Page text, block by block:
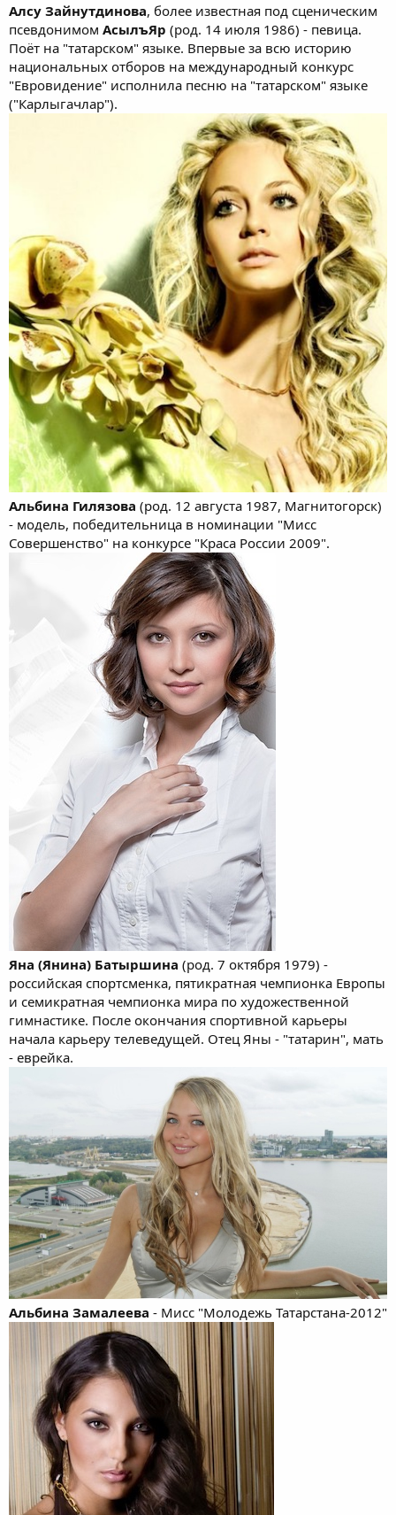
Алсу Зайнутдинова, более известная под сценическим
псевдонимом АсылъЯр (род. 14 июля 1986) - певица.
Поёт на "татарском" языке. Впервые за всю историю
национальных отборов на международный конкурс
"Евровидение" исполнила песню на "татарском" языке
("Карлыгачлар").
Альбина Гилязова (род. 12 августа 1987, Магнитогорск)
- модель, победительница в номинации "Мисс
Совершенство" на конкурсе "Краса России 2009".
Яна (Янина) Батыршина (род. 7 октября 1979) -
российская спортсменка, пятикратная чемпионка Европы
и семикратная чемпионка мира по художественной
гимнастике. После окончания спортивной карьеры
начала карьеру телеведущей. Отец Яны - "татарин", мать
- еврейка.
Альбина Замалеева - Мисс "Молодежь Татарстана-2012"